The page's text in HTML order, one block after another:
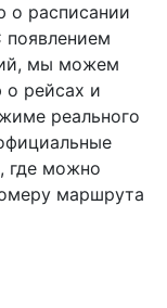
о расписании
появлением
мы можем
о рейсах и
реального
где можно
маршрута